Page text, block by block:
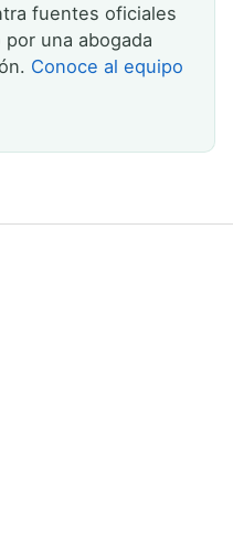
fuentes oficiales
por una abogada
Conoce al equipo